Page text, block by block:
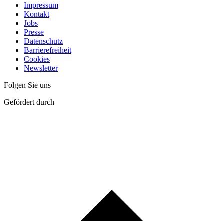
Impressum
Kontakt
Jobs
Presse
Datenschutz
Barrierefreiheit
Cookies
Newsletter
Folgen Sie uns
Gefördert durch